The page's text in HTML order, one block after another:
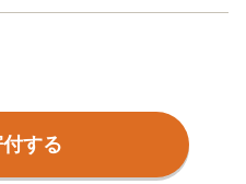
する